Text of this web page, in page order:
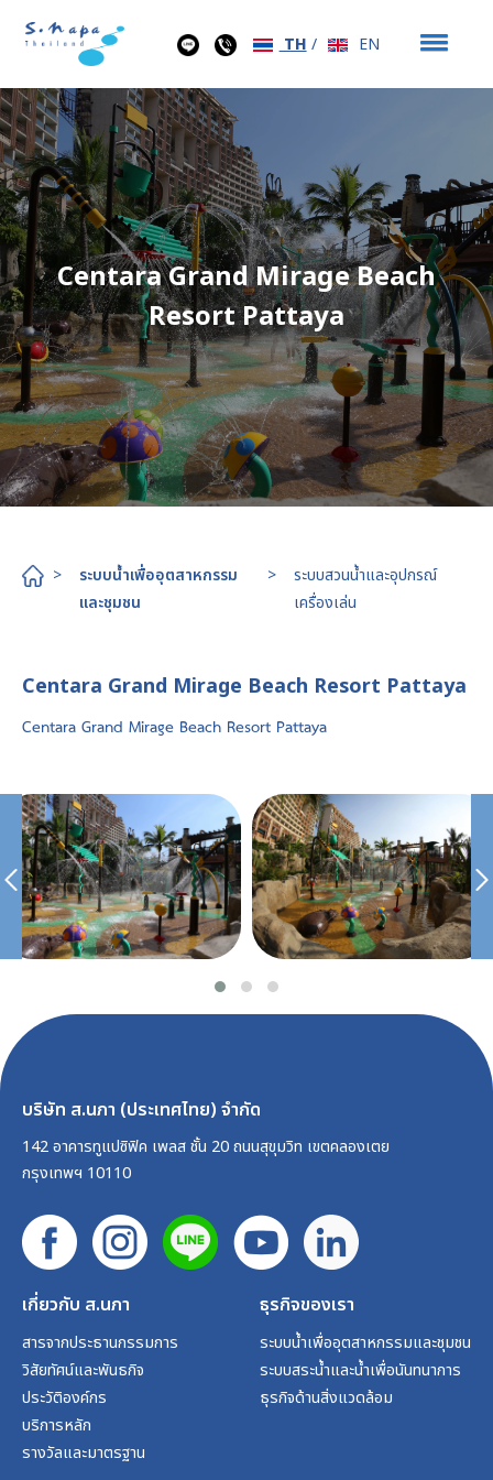
TH / EN
Centara Grand Mirage Beach
Resort Pattaya
>
ระบบน้ำเพื่ออุตสาหกรรม
และชุมชน
>
ระบบสวนน้ำและอุปกรณ์
เครื่องเล่น
Centara Grand Mirage Beach Resort Pattaya
Centara Grand Mirage Beach Resort Pattaya
บริษัท ส.นภา (ประเทศไทย) จำกัด
142 อาคารทูแปซิฟิค เพลส ชั้น 20 ถนนสุขุมวิท เขตคลองเตย
กรุงเทพฯ 10110
เกี่ยวกับ ส.นภา
สารจากประธานกรรมการ
วิสัยทัศน์และพันธกิจ
ประวัติองค์กร
บริการหลัก
รางวัลและมาตรฐาน
ธุรกิจของเรา
ระบบน้ำเพื่ออุตสาหกรรมและชุมชน
ระบบสระน้ำและน้ำเพื่อนันทนาการ
ธุรกิจด้านสิ่งแวดล้อม